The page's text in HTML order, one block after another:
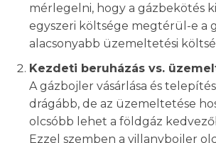
mérlegelni, hogy a gázbekötés
egyszeri költsége megtérül-e a
alacsonyabb üzemeltetési
Kezdeti beruházás vs.
A gázbojler vásárlása és
drágább, de az üzemeltetése
olcsóbb lehet a földgáz
Ezzel szemben a villanybojler